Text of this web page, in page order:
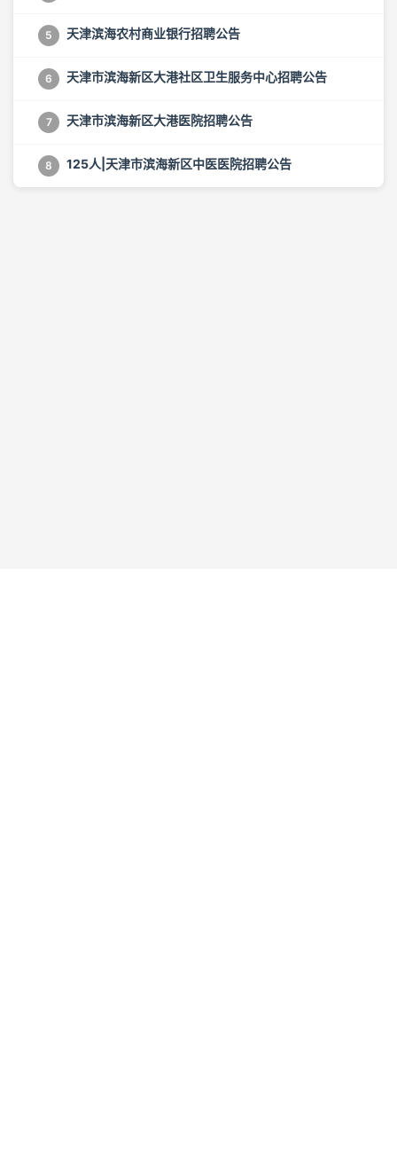
5 天津滨海农村商业银行招聘公告
6 天津市滨海新区大港社区卫生服务中心招聘公告
7 天津市滨海新区大港医院招聘公告
8 125人|天津市滨海新区中医医院招聘公告